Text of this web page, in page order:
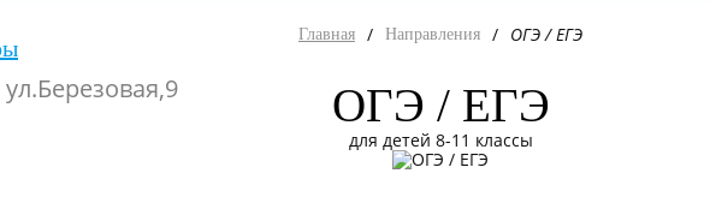
Главная / Направления / ОГЭ / ЕГЭ
ОГЭ / ЕГЭ
для детей 8-11 классы